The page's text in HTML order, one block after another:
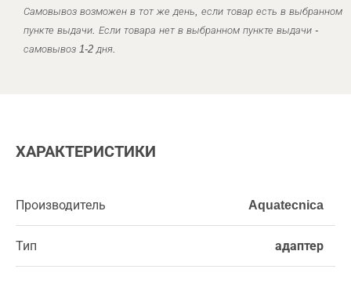
Самовывоз возможен в тот же день, если товар есть в выбранном
пункте выдачи. Если товара нет в выбранном пункте выдачи -
самовывоз 1-2 дня.
ХАРАКТЕРИСТИКИ
Производитель Aquatecnica
Тип адаптер